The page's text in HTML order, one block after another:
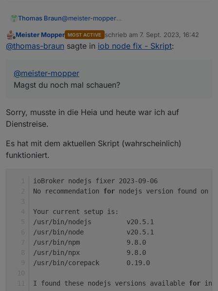
I found these versions available for
nodejs:
  Installed: 20.5.1-deb-1nodesource1
*** 20.5.1-deb-1nodesource1 100
        100 /var/lib/dpkg/status
     18.17.0-1nodesource1 500
500 https://
500 https://
     18.14.2-1nodesource1 500
500 https://
500 https://
     18.14.0-1nodesource1 500
500 https://
     18.13.0-1nodesource1 500
500 https://
     18.12.0-1nodesource1 500
     18.11.0-1nodesource1 500
500 https://
Thomas Braun@meister-mopper
Offline
Meister Mopper MOST ACTIVE schrieb am 7. Sept. 2023, 16:42
zuletzt editiert von
@thomas-braun sagte in iob node fix - Skript:
@meister-mopper
Magst du noch mal schauen?
Sorry, musste in die Heia und heute war ich auf
Dienstreise.
Es hat mit dem aktuellen Skript (wahrscheinlich)
funktioniert.
ioBroker nodejs fixer 2023-09-06
No recommendation for nodejs version found on
Your current setup is:
/usr/bin/nodejs         v20.5.1
/usr/bin/node           v20.5.1
/usr/bin/npm            9.8.0
/usr/bin/npx            9.8.0
/usr/bin/corepack       0.19.0
I found these nodejs versions available for